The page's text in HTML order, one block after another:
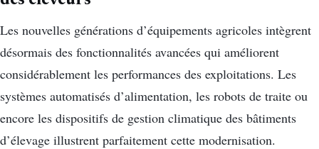
Les nouvelles générations d’équipements agricoles intègrent
désormais des fonctionnalités avancées qui améliorent
considérablement les performances des exploitations. Les
systèmes automatisés d’alimentation, les robots de traite ou
encore les dispositifs de gestion climatique des bâtiments
d’élevage illustrent parfaitement cette modernisation.